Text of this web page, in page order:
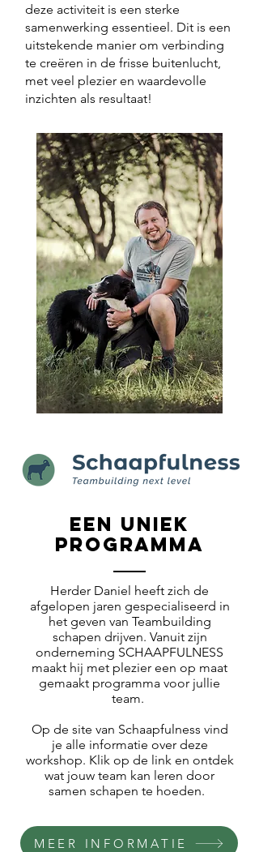
deze activiteit is een sterke
samenwerking essentieel. Dit is een
uitstekende manier om verbinding
te creëren in de frisse buitenlucht,
met veel plezier en waardevolle
inzichten als resultaat!
EEN UNIEK
PROGRAMMA
Herder Daniel heeft zich de
afgelopen jaren gespecialiseerd in
het geven van Teambuilding
schapen drijven. Vanuit zijn
onderneming SCHAAPFULNESS
maakt hij met plezier een op maat
gemaakt programma voor jullie
team.
Op de site van Schaapfulness vind
je alle informatie over deze
workshop. Klik op de link en ontdek
wat jouw team kan leren door
samen schapen te hoeden.
MEER INFORMATIE